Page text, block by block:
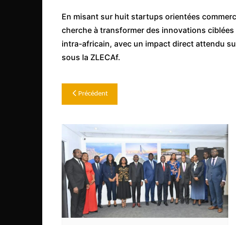
En misant sur huit startups orientées
cherche à transformer des innovations
intra-africain, avec un impact direct attendu
sous la ZLECAf.
Navigation
l’article
Précédent